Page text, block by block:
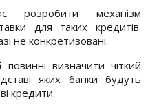
механізм
для таких кредитів.
не конкретизовані.
повинні визначити чіткий
яких банки будуть
кредити.